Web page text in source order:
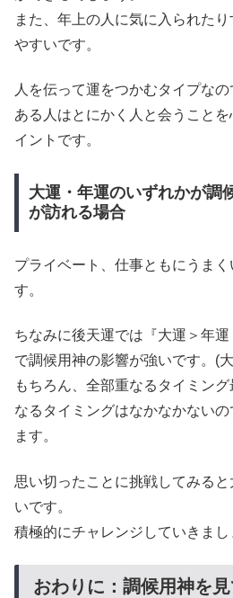
また、年上の人に気に入られた
やすいです。
人を伝って運をつかむタイプな
ある人はとにかく人と会うこと
イントです。
大運・年運のいずれかが調
が訪れる場合
プライベート、仕事ともにうま
す。
ちなみに後天運では『大運＞年
で調候用神の影響が強いです。(
もちろん、全部重なるタイミン
なるタイミングはなかなかない
ます。
思い切ったことに挑戦してみる
いです。
積極的にチャレンジしていきまし
おわりに：調候用神を